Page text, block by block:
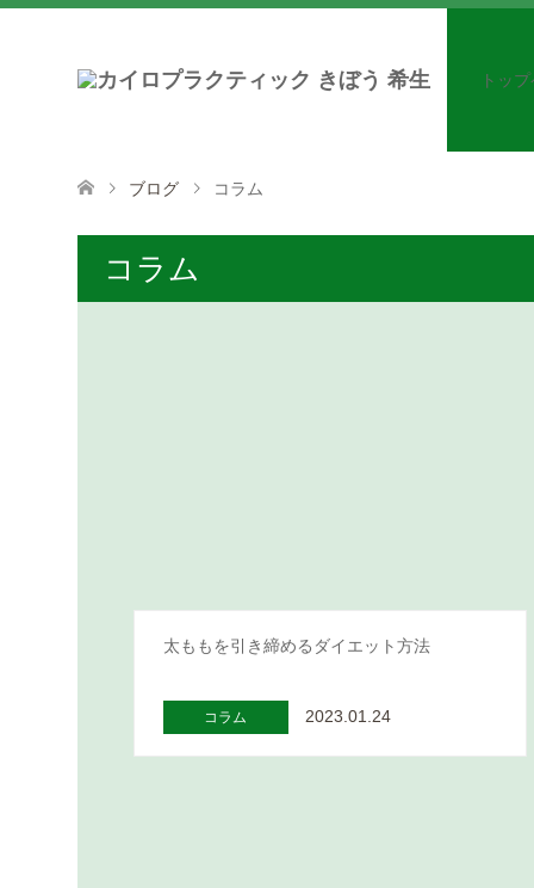
トッ
ブログ コラム
コラム
太ももを引き締めるダイエット方法
コラム 2023.01.24